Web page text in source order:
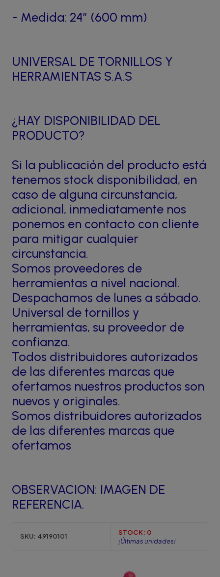
- Medida: 24” (600 mm)
UNIVERSAL DE TORNILLOS Y
HERRAMIENTAS S.A.S
¿HAY DISPONIBILIDAD DEL
PRODUCTO?
Si la publicación del producto está
tenemos stock disponibilidad, en
caso de alguna circunstancia,
adicional, inmediatamente nos
ponemos en contacto con cliente
para mitigar cualquier
circunstancia.
Somos proveedores de
herramientas a nivel nacional.
Despachamos de lunes a sábado.
Universal de tornillos y
herramientas, su proveedor de
confianza.
Todos distribuidores autorizados
de las diferentes marcas que
ofertamos nuestros productos son
nuevos y originales.
Somos distribuidores autorizados
de las diferentes marcas que
ofertamos
OBSERVACION: IMAGEN DE
REFERENCIA.
SKU: 49190101 STOCK: 0
¡Últimas unidades!